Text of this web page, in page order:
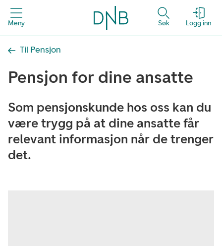
Meny Søk Logg inn
Til Pensjon
Pensjon for dine ansatte
Som pensjonskunde hos oss kan du
være trygg på at dine ansatte får
relevant informasjon når de trenger
det.